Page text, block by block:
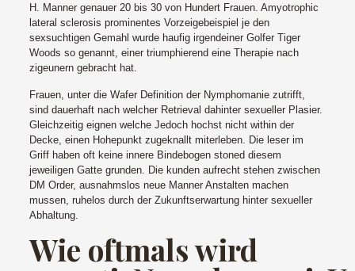
H. Manner genauer 20 bis 30 von Hundert Frauen. Amyotrophic
lateral sclerosis prominentes Vorzeigebeispiel je den
sexsuchtigen Gemahl wurde haufig irgendeiner Golfer Tiger
Woods so genannt, einer triumphierend eine Therapie nach
zigeunern gebracht hat.
Frauen, unter die Wafer Definition der Nymphomanie zutrifft,
sind dauerhaft nach welcher Retrieval dahinter sexueller Plasier.
Gleichzeitig eignen welche Jedoch hochst nicht within der
Decke, einen Hohepunkt zugeknallt miterleben. Die leser im
Griff haben oft keine innere Bindebogen stoned diesem
jeweiligen Gatte grunden. Die kunden aufrecht stehen zwischen
DM Order, ausnahmslos neue Manner Anstalten machen
mussen, ruhelos durch der Zukunftserwartung hinter sexueller
Abhaltung.
Wie oftmals wird